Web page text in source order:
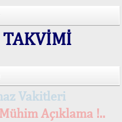
Vakitleri
Açıklama !..